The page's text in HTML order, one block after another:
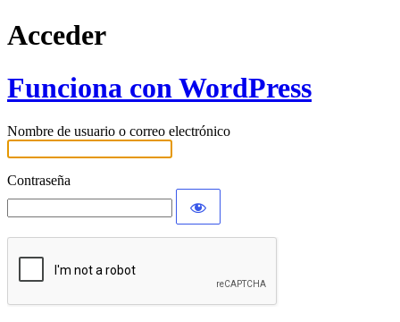
Acceder
Funciona con WordPress
Nombre de usuario o correo electrónico
Contraseña